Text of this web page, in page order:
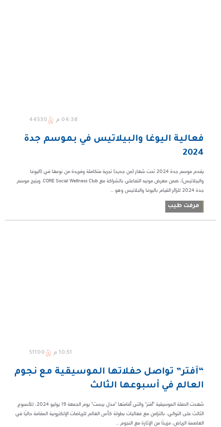
04:38 م 44530
فعالية اليوغا والبيلاتيس في بموسم جدة
2024
يقدم موسم جدة 2024 تحت شعار (من جديد) تجربة متكاملة وفريدة من نوعها في (اليوغا
والبيلاتيس)، ضمن معرض مونيه التفاعلي بالشراكة مع CORE Social Wellness Club. ويتيح موسم
جدة 2024 للزائر القيام باليوغا والبلاتيس وهو ...
مرفت طيب
10:51 م 51100
“آفتر” تواصل حفلاتها الموسيقية مع نجوم
العالم في أسبوعها الثالث
شهدت الحفلة الموسيقية "آفتر" والتي أقامتها "مدل بيست" يوم الجمعة 19 يوليو 2024، للأسبوع
الثالث على التوالي، بالتزامن مع فعاليات بطولة كأس العالم للرياضات الإلكترونية المقامة حاليًا في
العاصمة الرياض، مزيدًا من الإثارة مع النجوم ...